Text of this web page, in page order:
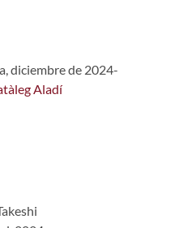
diciembre de 2024-
Aladí